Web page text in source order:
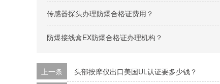
传感器探头办理防爆合格证费用？
防爆接线盒EX防爆合格证办理机构？
上一条
头部按摩仪出口美国UL认证要多少钱？